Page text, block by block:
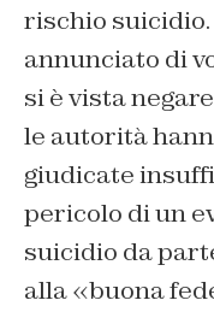
rischio suicidio.
annunciato di
si è vista
le autorità
giudicate
pericolo di un
suicidio da
alla «buona